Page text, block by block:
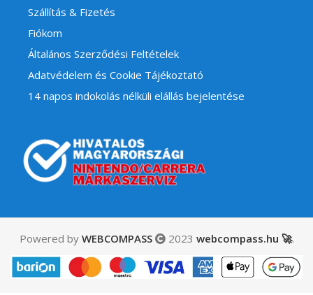
Szállítás & Fizetés
Fiókom
Általános Szerződési Feltételek
Adatvédelem és Cookie Tájékoztató
14 napos indokolás nélküli elállás bejelentése
Powered by WEBCOMPASS 2023 webcompass.hu 🚀.